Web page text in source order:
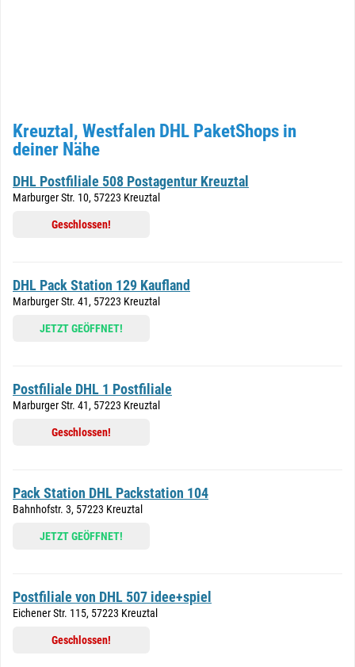
Kreuztal, Westfalen DHL PaketShops in
deiner Nähe
DHL Postfiliale 508 Postagentur Kreuztal
Marburger Str. 10, 57223 Kreuztal
Geschlossen!
DHL Pack Station 129 Kaufland
Marburger Str. 41, 57223 Kreuztal
JETZT GEÖFFNET!
Postfiliale DHL 1 Postfiliale
Marburger Str. 41, 57223 Kreuztal
Geschlossen!
Pack Station DHL Packstation 104
Bahnhofstr. 3, 57223 Kreuztal
JETZT GEÖFFNET!
Postfiliale von DHL 507 idee+spiel
Eichener Str. 115, 57223 Kreuztal
Geschlossen!